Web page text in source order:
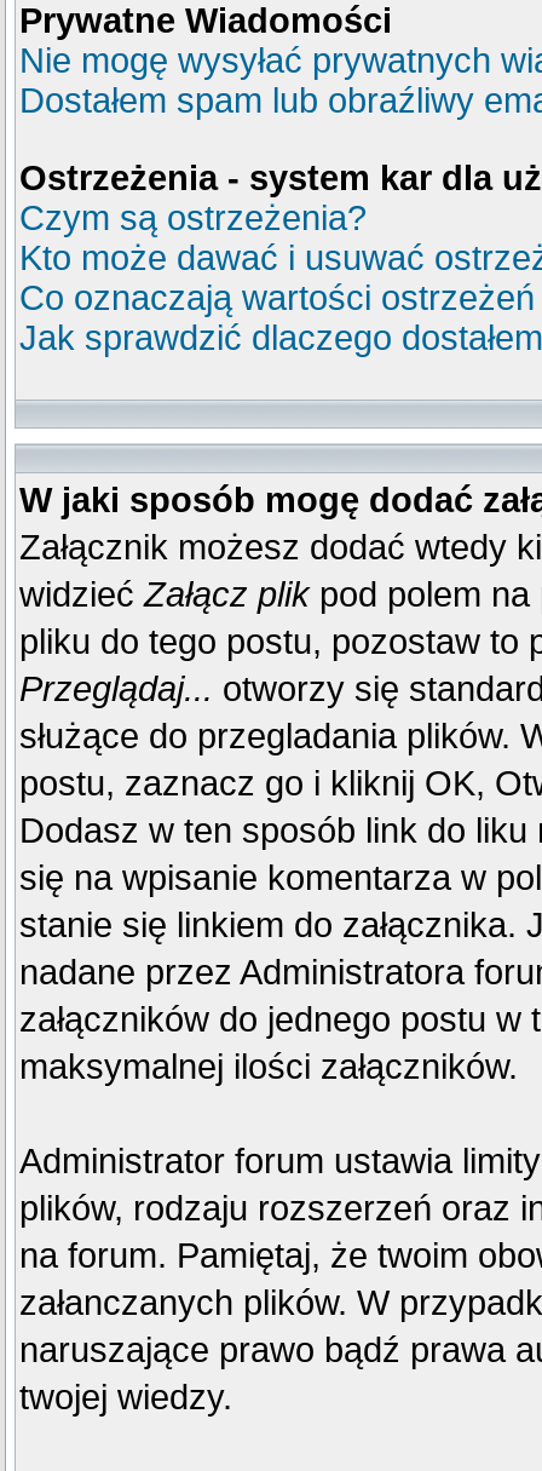
Prywatne Wiadomości
Nie mogę wysyłać prywatnych
Dostałem spam lub obraźliwy
Ostrzeżenia - system kar dla
Czym są ostrzeżenia?
Kto może dawać i usuwać
Co oznaczają wartości
Jak sprawdzić dlaczego
W jaki sposób mogę dodać
Załącznik możesz dodać wtedy
widziećZałącz plikpod polem na
pliku do tego postu, pozostaw to
Przeglądaj... otworzy się
służące do przegladania plików.
postu, zaznacz go i kliknij OK,
Dodasz w ten sposób link do
się na wpisanie komentarza w
stanie się linkiem do
nadane przez Administratora
załączników do jednego postu
maksymalnej ilości załączników.
Administrator forum ustawia
plików, rodzaju rozszerzeń oraz
na forum. Pamiętaj, że twoim
załanczanych plików. W
naruszające prawo bądź prawa
twojej wiedzy.